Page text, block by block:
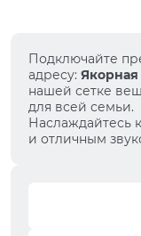
Подключайте
адресу: Якорная
нашей сетке
для всей семьи.
Наслаждайтесь
и отличным